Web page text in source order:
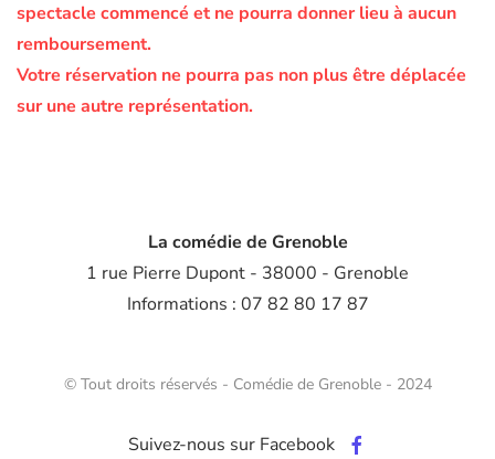
spectacle commencé et ne pourra donner lieu à aucun
remboursement.
Votre réservation ne pourra pas non plus être déplacée
sur une autre représentation.
La comédie de Grenoble
1 rue Pierre Dupont - 38000 - Grenoble
Informations : 07 82 80 17 87
© Tout droits réservés - Comédie de Grenoble - 2024
Suivez-nous sur Facebook